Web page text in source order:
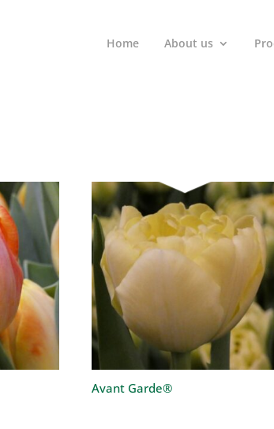
Home About us
Avant Garde®